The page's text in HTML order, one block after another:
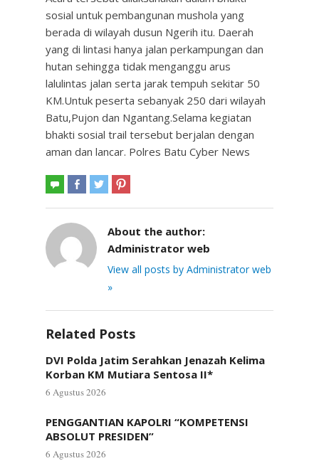
sosial untuk pembangunan mushola yang
berada di wilayah dusun Ngerih itu. Daerah
yang di lintasi hanya jalan perkampungan dan
hutan sehingga tidak menganggu arus
lalulintas jalan serta jarak tempuh sekitar 50
KM.Untuk peserta sebanyak 250 dari wilayah
Batu,Pujon dan Ngantang.Selama kegiatan
bhakti sosial trail tersebut berjalan dengan
aman dan lancar. Polres Batu Cyber News
About the author:
Administrator web
View all posts by Administrator web
»
Related Posts
DVI Polda Jatim Serahkan Jenazah Kelima
Korban KM Mutiara Sentosa II*
6 Agustus 2026
PENGGANTIAN KAPOLRI “KOMPETENSI
ABSOLUT PRESIDEN”
6 Agustus 2026